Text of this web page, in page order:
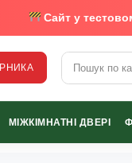
Сайт у
виробників
МІЖКІМНАТНІ ДВЕРІ